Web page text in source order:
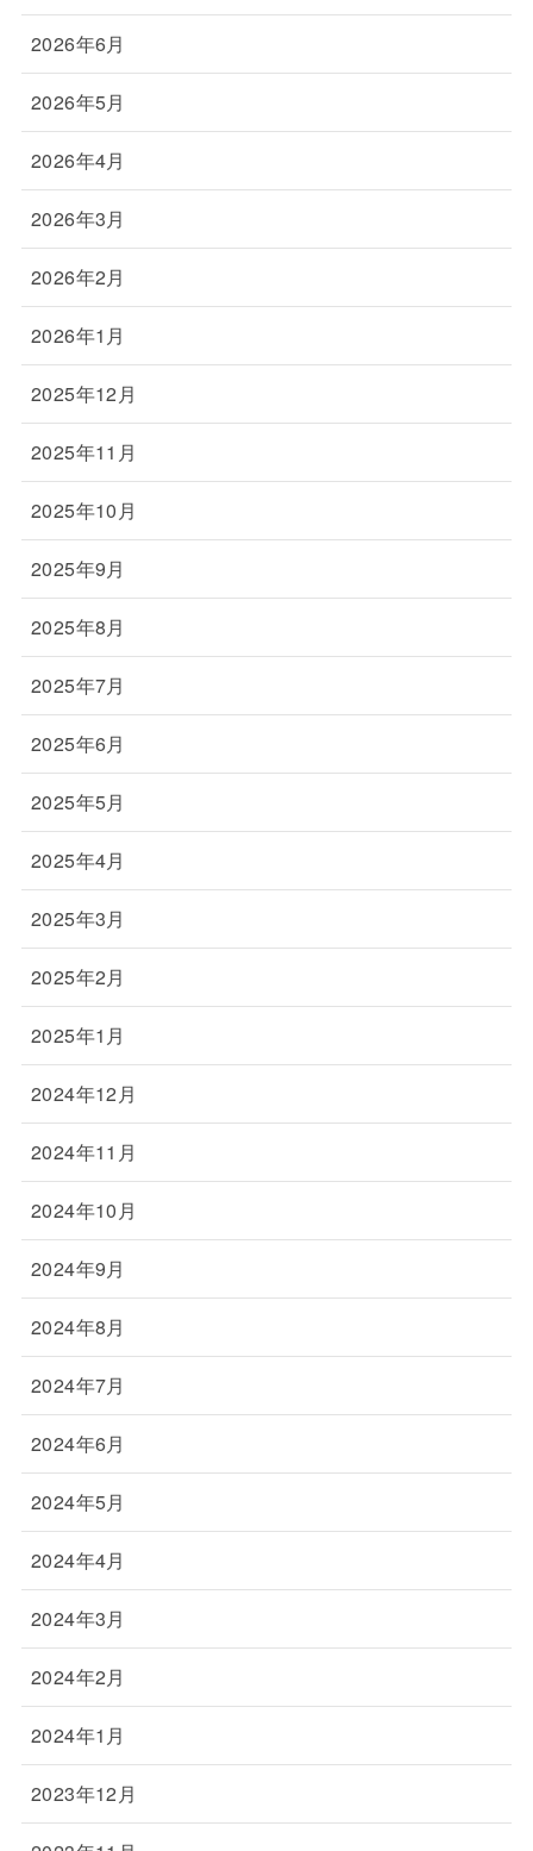
2026年6月
2026年5月
2026年4月
2026年3月
2026年2月
2026年1月
2025年12月
2025年11月
2025年10月
2025年9月
2025年8月
2025年7月
2025年6月
2025年5月
2025年4月
2025年3月
2025年2月
2025年1月
2024年12月
2024年11月
2024年10月
2024年9月
2024年8月
2024年7月
2024年6月
2024年5月
2024年4月
2024年3月
2024年2月
2024年1月
2023年12月